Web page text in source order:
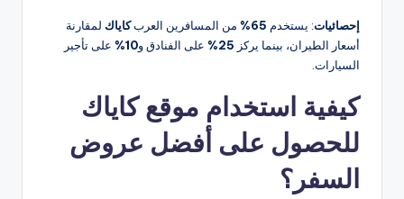
إحصائيات: يستخدم 65% من المسافرين العربكاياك لمقارنة
أسعار الطيران، بينما يركز 25% على الفنادق و10%
على تأجير
السيارات.
كيفية استخدام موقع كاياك
للحصول على أفضل عروض
السفر؟